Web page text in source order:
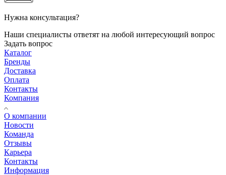
Нужна консультация?
Наши специалисты ответят на любой интересующий вопрос
Задать вопрос
Каталог
Бренды
Доставка
Оплата
Контакты
Компания
О компании
Новости
Команда
Отзывы
Карьера
Контакты
Информация